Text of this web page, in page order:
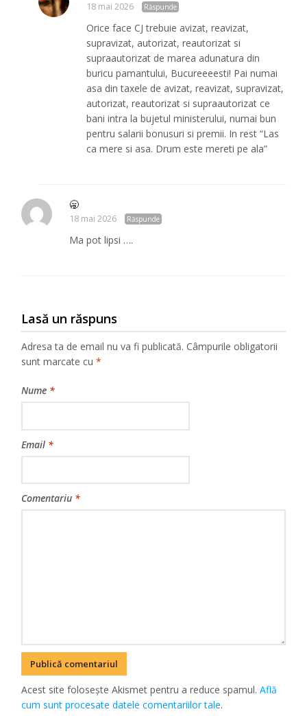
18 mai 2026 Răspunde
Orice face CJ trebuie avizat, reavizat,
supravizat, autorizat, reautorizat si
supraautorizat de marea adunatura din
buricu pamantului, Bucureeeesti! Pai numai
asa din taxele de avizat, reavizat, supravizat,
autorizat, reautorizat si supraautorizat ce
bani intra la bujetul ministerului, numai bun
pentru salarii bonusuri si premii. In rest “Las
ca mere si asa. Drum este mereti pe ala”
🥱
18 mai 2026 Răspunde
Ma pot lipsi ….
Lasă un răspuns
Adresa ta de email nu va fi publicată. Câmpurile obligatorii
sunt marcate cu*
Nume *
Email *
Comentariu *
Acest site folosește Akismet pentru a reduce spamul.Află
cum sunt procesate datele comentariilor tale.